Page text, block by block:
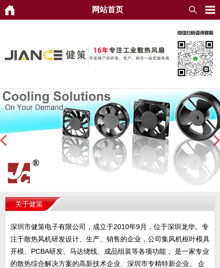
网站首页
关于健策
深圳市健策电子有限公司，成立于2010年9月，位于深圳龙华。专
注于散热风机研发设计、生产、销售的企业，公司集风机框叶模具
开模、PCBA研发、马达绕线、成品组装等各项功能， 是一家专业
的散热综合解决方案的高新技术企业、深圳市专精特新企业。 企